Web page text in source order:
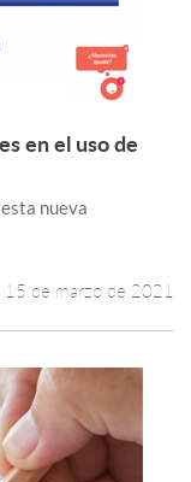
más +
en el uso de
nueva
15 de marzo de 2021